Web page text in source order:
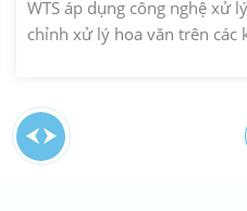
WTS áp dụng công nghệ xử
chỉnh xử lý hoa văn trên các